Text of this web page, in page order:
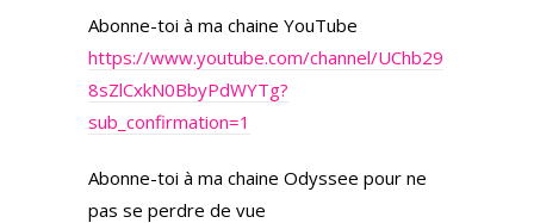
Abonne-toi à ma chaine YouTube
https://www.youtube.com/channel/UChb29
8sZlCxkN0BbyPdWYTg?
sub_confirmation=1
Abonne-toi à ma chaine Odyssee pour ne
pas se perdre de vue